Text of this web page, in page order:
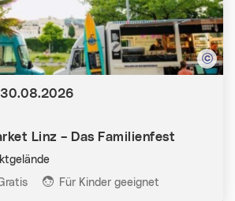
Linz – Das Familienfest
Für Kinder geeignet
30.08.2026